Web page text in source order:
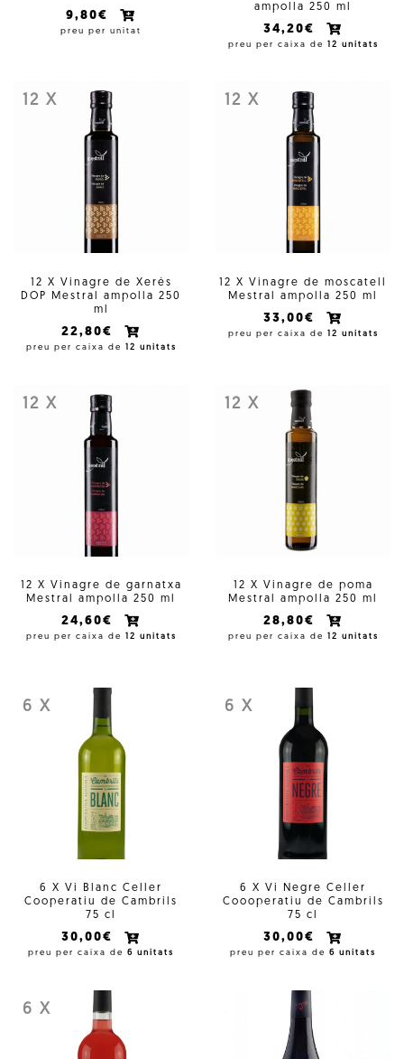
9,80€
preu per unitat
ampolla 250 ml
34,20€
preu per caixa de 12 unitats
12 X
12 X Vinagre de Xerés
DOP Mestral ampolla 250
ml
22,80€
preu per caixa de 12 unitats
12 X
12 X Vinagre de moscatell
Mestral ampolla 250 ml
33,00€
preu per caixa de 12 unitats
12 X
12 X Vinagre de garnatxa
Mestral ampolla 250 ml
24,60€
preu per caixa de 12 unitats
12 X
12 X Vinagre de poma
Mestral ampolla 250 ml
28,80€
preu per caixa de 12 unitats
6 X
6 X Vi Blanc Celler
Cooperatiu de Cambrils
75 cl
30,00€
preu per caixa de 6 unitats
6 X
6 X Vi Negre Celler
Coooperatiu de Cambrils
75 cl
30,00€
preu per caixa de 6 unitats
6 X